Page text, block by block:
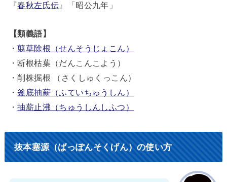
『春秋左氏伝 』「昭公九年」
【類義語】
・翦草除根（せんそうじょこん）
・断根枯葉（だんこんこよう）
・削株掘根 （さくしゅくっこん）
・釜底抽薪（ふていちゅうしん）
・抽薪止沸（ちゅうしんしふつ）
抜本塞源（ばっぽんそくげん）の使い方